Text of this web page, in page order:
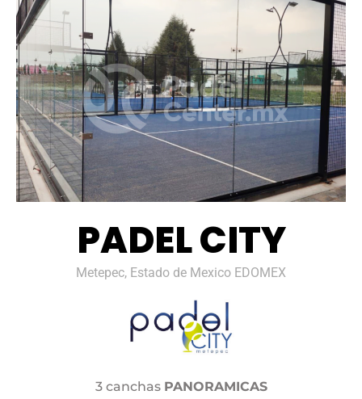
PADEL CITY
Metepec, Estado de Mexico EDOMEX
3 canchas PANORAMICAS